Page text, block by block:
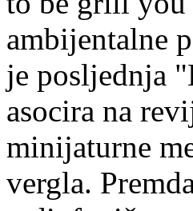
ambijentalne
je posljednja
asocira na
minijaturne
vergla.